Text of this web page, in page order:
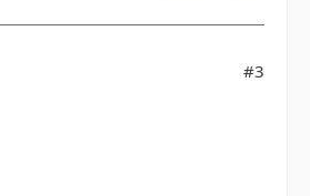
#3